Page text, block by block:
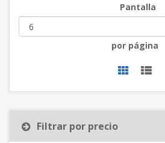
Pantalla
por página
Filtrar por precio